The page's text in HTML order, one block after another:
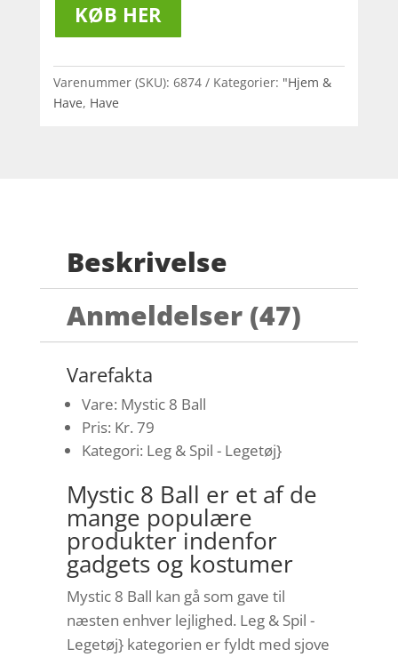
KØB HER
Varenummer (SKU): 6874 Kategorier: "Hjem &
Have, Have
Beskrivelse
Anmeldelser (47)
Varefakta
Vare: Mystic 8 Ball
Pris: Kr. 79
Kategori: Leg & Spil - Legetøj}
Mystic 8 Ball er et af de
mange populære
produkter indenfor
gadgets og kostumer
Mystic 8 Ball kan gå som gave til
næsten enhver lejlighed. Leg & Spil -
Legetøj} kategorien er fyldt med sjove